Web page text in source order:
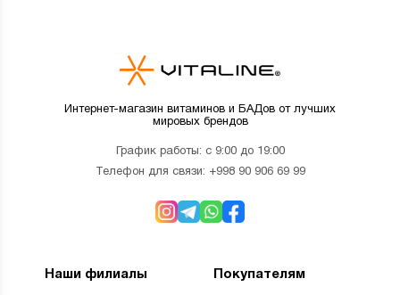
Интернет-магазин витаминов и БАДов от лучших
мировых брендов
График работы: с 9:00 до 19:00
Телефон для связи: +998 90 906 69 99
Наши филиалы Покупателям